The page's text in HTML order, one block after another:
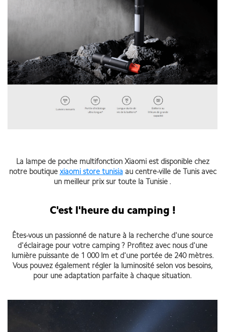
La lampe de poche multifonction Xiaomi est disponible chez
notre boutique xiaomi store tunisia au centre-ville de Tunis avec
un meilleur prix sur toute la Tunisie .
C'est l'heure du camping !
Êtes-vous un passionné de nature à la recherche d'une source
d'éclairage pour votre camping ? Profitez avec nous d'une
lumière puissante de 1 000 lm et d'une portée de 240 mètres.
Vous pouvez également régler la luminosité selon vos besoins,
pour une adaptation parfaite à chaque situation.